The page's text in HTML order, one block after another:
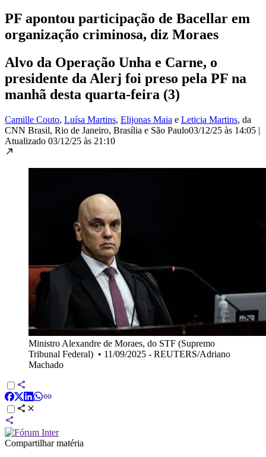
PF apontou participação de Bacellar em
organização criminosa, diz Moraes
Alvo da Operação Unha e Carne, o
presidente da Alerj foi preso pela PF na
manhã desta quarta-feira (3)
Camille Couto, Luísa Martins, Elijonas Maia e Leticia Martins, da
CNN Brasil, Rio de Janeiro, Brasília e São Paulo03/12/25 às 14:05 |
Atualizado 03/12/25 às 21:10
Ministro Alexandre de Moraes, do STF (Supremo
Tribunal Federal) • 11/09/2025 - REUTERS/Adriano
Machado
Compartilhar matéria